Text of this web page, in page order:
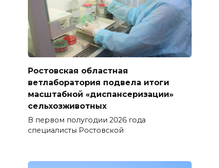
Ростовская областная
ветлаборатория подвела итоги
масштабной «диспансеризации»
сельхозживотных
В первом полугодии 2026 года
специалисты Ростовской